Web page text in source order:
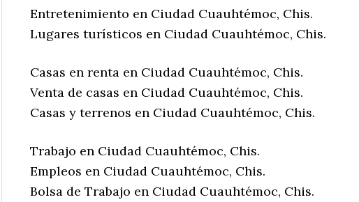
Entretenimiento en Ciudad Cuauhtémoc, Chis.
Lugares turísticos en Ciudad Cuauhtémoc, Chis.
Casas en renta en Ciudad Cuauhtémoc, Chis.
Venta de casas en Ciudad Cuauhtémoc, Chis.
Casas y terrenos en Ciudad Cuauhtémoc, Chis.
Trabajo en Ciudad Cuauhtémoc, Chis.
Empleos en Ciudad Cuauhtémoc, Chis.
Bolsa de Trabajo en Ciudad Cuauhtémoc, Chis.